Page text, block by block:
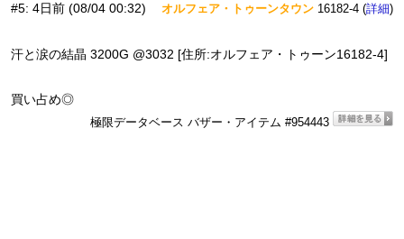
#5: 4日前 (08/04 00:32) オルフェア・トゥーンタウン 16182-4 (詳細)
汗と涙の結晶 3200G @3032 [住所:オルフェア・トゥーン16182-4]
買い占め◎
極限データベース バザー・アイテム #954443